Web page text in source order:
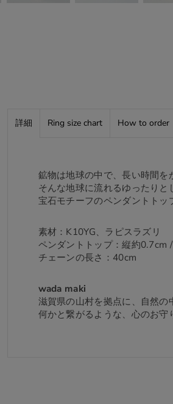
詳細 Ring size chart How to order
鉱物は地球の中で、長い時間を
そんな地球に流れるゆったりと
宝石モチーフのペンダントトッ
素材：K10YG、ラピスラズリ
ペンダントトップ：縦約0.7cm
チェーンの長さ：40cm
wada maki
滋賀県の山村を拠点に、自然の
何かと繋がるような、心のお守